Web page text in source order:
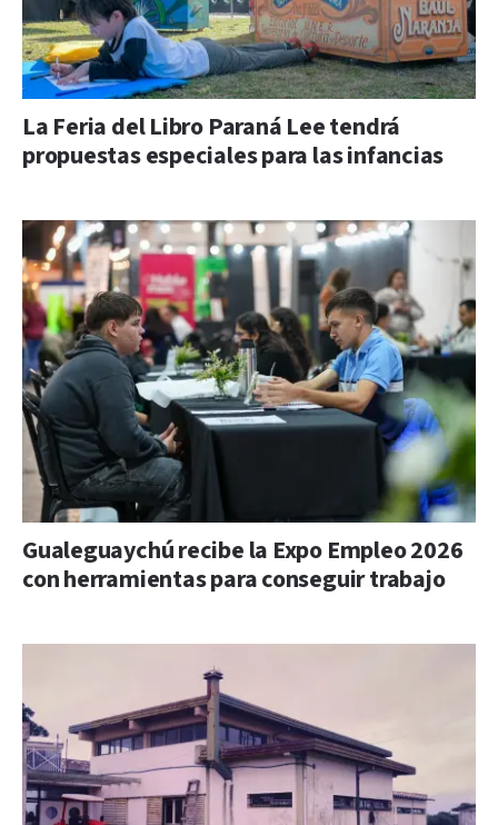
La Feria del Libro Paraná Lee tendrá
propuestas especiales para las infancias
Gualeguaychú recibe la Expo Empleo 2026
con herramientas para conseguir trabajo